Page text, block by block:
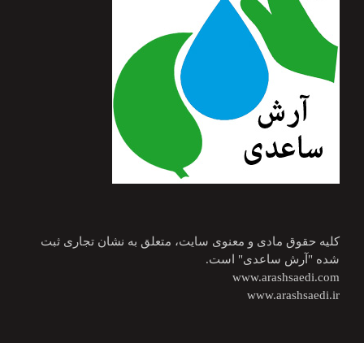
کلیه حقوق مادی و معنوی سایت، متعلق به نشان تجاری ثبت
شده "آرش ساعدی" است.
www.arashsaedi.com
www.arashsaedi.ir